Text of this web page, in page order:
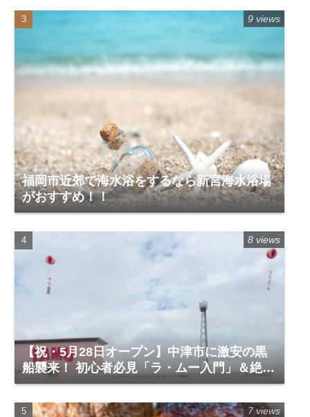
福岡市近郊で海水浴をするなら新宮海水浴場
がおすすめ！！
9 views
【祝・5月28日オープン】中津市に激安の黒
船襲来！ 初心者必見「ラ・ムー入門」＆絶対
に買うべき神商品
8 views
7 views